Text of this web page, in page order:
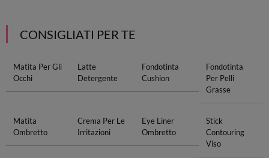
CONSIGLIATI PER TE
Matita Per Gli
Occhi
Latte
Detergente
Fondotinta
Cushion
Fondotinta
Per Pelli
Grasse
Matita
Ombretto
Crema Per Le
Irritazioni
Eye Liner
Ombretto
Stick
Contouring
Viso